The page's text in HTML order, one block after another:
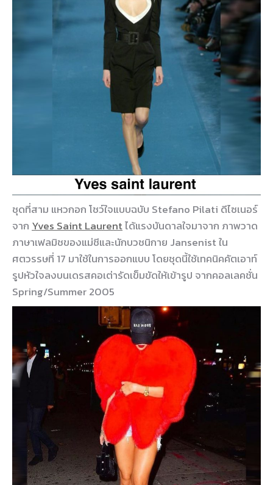
ชุดที่สาม แหวกอก โชว์ใจแบบฉบับ Stefano Pilati ดีไซเนอร์
จาก Yves Saint Laurentได้แรงบันดาลใจมาจาก ภาพวาด
ภาษาเฟลมิชของแม่ชีและนักบวชนิกาย Jansenist ใน
ศตวรรษที่ 17 มาใช้ในการออกแบบ โดยชุดนี้ใช้เทคนิคคัตเอาท์
รูปหัวใจลงบนเดรสคอเต่ารัดเข็มขัดให้เข้ารูป จากคอลเลคชั่น
Spring/Summer 2005